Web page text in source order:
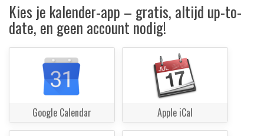
Kies je kalender-app – gratis, altijd up-to-
date, en geen account nodig!
Google Calendar Apple iCal